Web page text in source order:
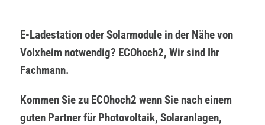
E-Ladestation oder Solarmodule in der Nähe von
Volxheim notwendig? ECOhoch2, Wir sind Ihr
Fachmann.
Kommen Sie zu ECOhoch2 wenn Sie nach einem
guten Partner für Photovoltaik, Solaranlagen,